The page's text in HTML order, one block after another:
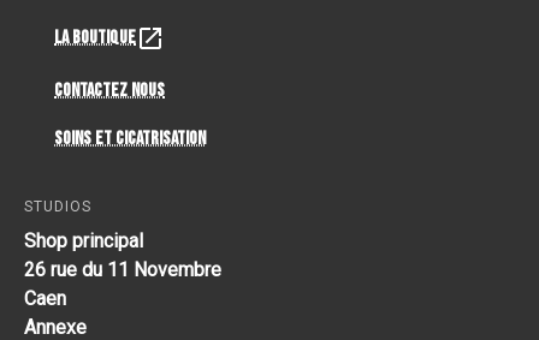
La Boutique
Contactez Nous
Soins et cicatrisation
STUDIOS
Shop principal
26 rue du 11 Novembre
Caen
Annexe